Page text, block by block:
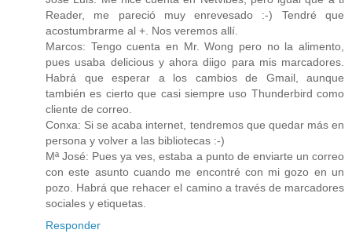
Reader, me pareció muy enrevesado :-) Tendré que
acostumbrarme al +. Nos veremos allí.
Marcos: Tengo cuenta en Mr. Wong pero no la alimento,
pues usaba delicious y ahora diigo para mis marcadores.
Habrá que esperar a los cambios de Gmail, aunque
también es cierto que casi siempre uso Thunderbird como
cliente de correo.
Conxa: Si se acaba internet, tendremos que quedar más en
persona y volver a las bibliotecas :-)
Mª José: Pues ya ves, estaba a punto de enviarte un correo
con este asunto cuando me encontré con mi gozo en un
pozo. Habrá que rehacer el camino a través de marcadores
sociales y etiquetas.
Responder